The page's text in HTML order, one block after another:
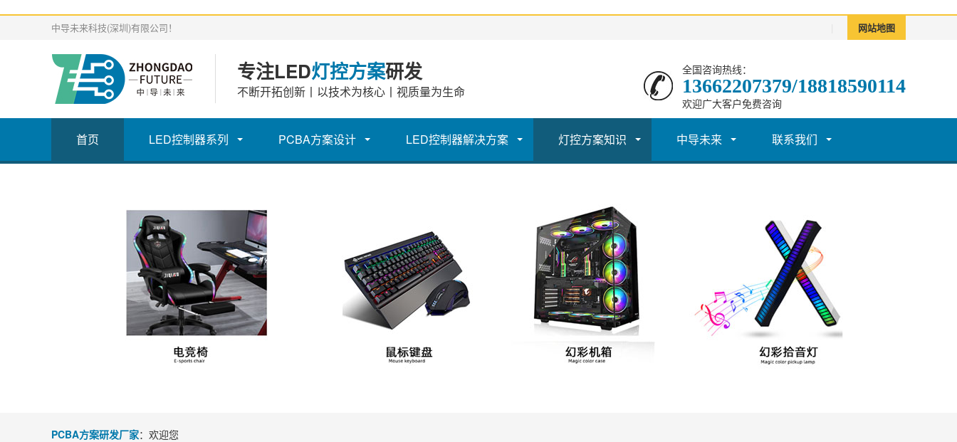
网站地图
中导未来科技(深圳)有限公司！
专注LED灯控方案研发
不断开拓创新丨以技术为核心丨视质量为生命
全国咨询热线：
13662207379/18818590114
欢迎广大客户免费咨询
首页 LED控制器系列 PCBA方案设计 LED控制器解决方案 灯控方案知识 中导未来 联系我们
PCBA方案研发厂家：欢迎您